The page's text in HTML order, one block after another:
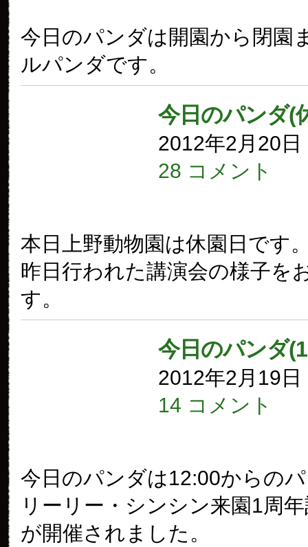
今日のパンダは開園から閉園
ルパンダです。
今日のパンダ(
2012年2月20日
28 コメント
本日上野動物園は休園日です
昨日行われた講演会の様子を
す。
今日のパンダ
2012年2月19日
14 コメント
今日のパンダは12:00からの
リーリー・シンシン来園1周
が開催されました。